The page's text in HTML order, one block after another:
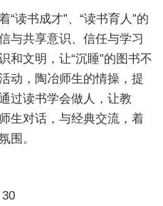
书成才”、“读书育人”的
与共享意识、信任与学习
和文明，让“沉睡”的图书不
动，陶冶师生的情操，提
过读书学会做人，让教
生对话，与经典交流，着
围。